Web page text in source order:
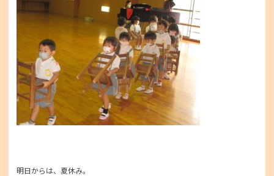
明日からは、夏休み。